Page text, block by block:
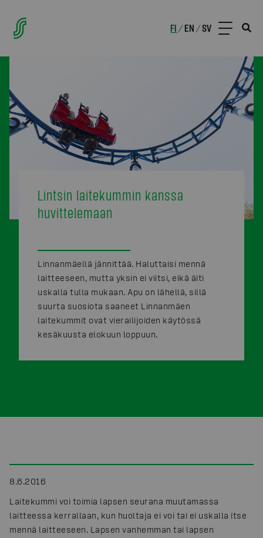
FI /EN /SV
Lintsin laitekummin kanssa
huvittelemaan
Linnanmäellä jännittää. Haluttaisi mennä
laitteeseen, mutta yksin ei viitsi, eikä äiti
uskalla tulla mukaan. Apu on lähellä, sillä
suurta suosiota saaneet Linnanmäen
laitekummit ovat vierailijoiden käytössä
kesäkuusta elokuun loppuun.
8.6.2016
Laitekummi voi toimia lapsen seurana muutamassa
laitteessa kerrallaan, kun huoltaja ei voi tai ei uskalla itse
mennä laitteeseen. Lapsen vanhemman tai lapsen